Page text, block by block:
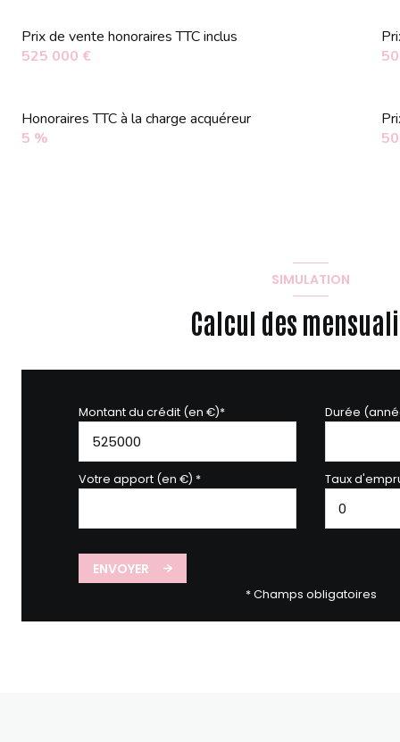
Dégagement
Pièce de vie
Prix de vente honoraires TTC inclus
525 000 €
Honoraires TTC à la charge acquéreur
5 %
SIMULATION
Calcul des
Montant du crédit (en €)* Durée
Votre apport (en €) * Taux
ENVOYER
* Champs obligatoires